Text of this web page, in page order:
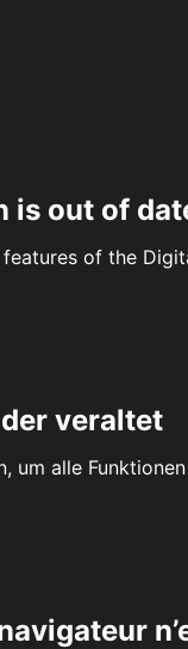
is out of
of the
veraltet
um alle